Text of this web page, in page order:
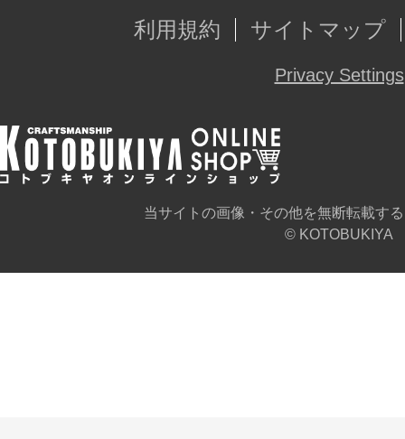
利用規約
サイトマップ
Privacy Settings
当サイトの画像・その他を無断転載す
© KOTOBUKIYA